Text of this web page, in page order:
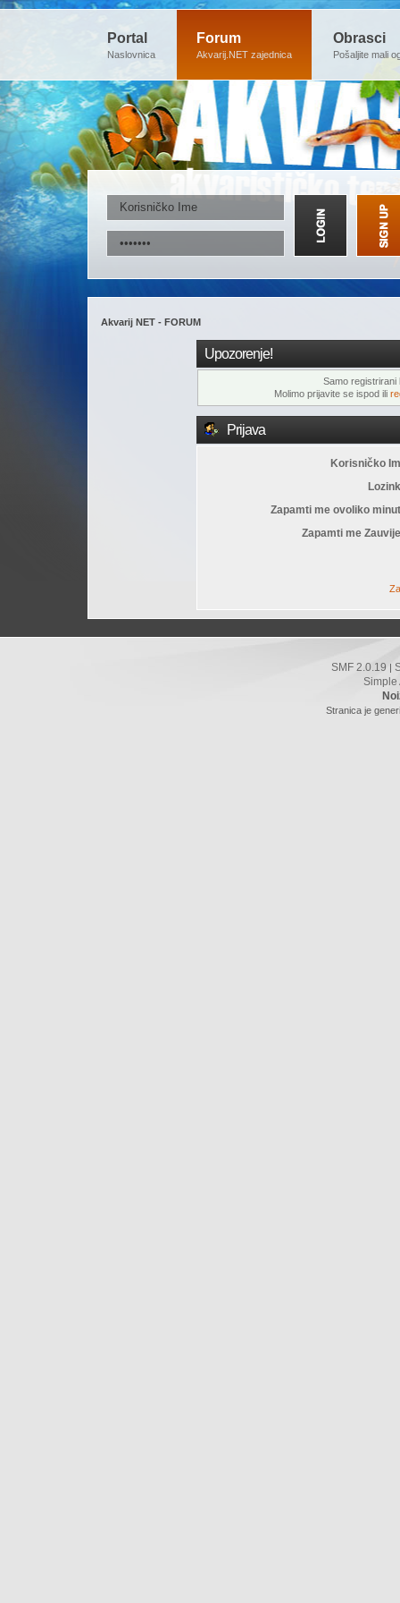
Portal
Naslovnica
Forum
Akvarij.NET zajednica
Obrasci
Pošaljite mali
Akvarij NET - FORUM
Upozorenje!
Samo registrirani
Molimo prijavite se ispod ili
Prijava
Korisničko
Zapamti me ovoliko
Zapamti me
SMF 2.0.19
Simple
Stranica je